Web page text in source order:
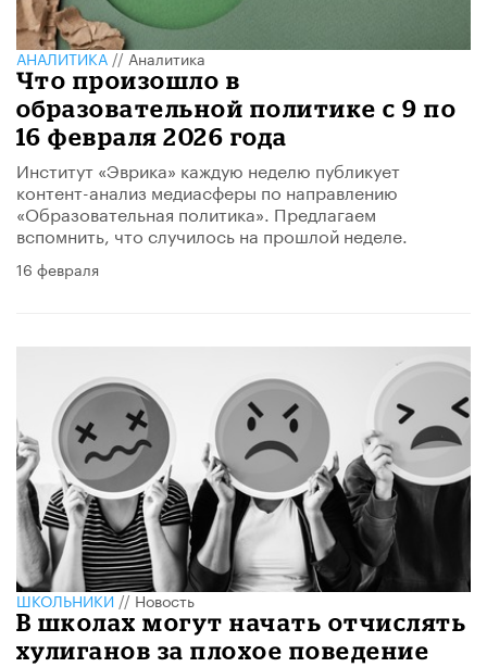
АНАЛИТИКА//Аналитика
Что произошло в
образовательной политике с 9 по
16 февраля 2026 года
Институт «Эврика» каждую неделю публикует
контент-анализ медиасферы по направлению
«Образовательная политика». Предлагаем
вспомнить, что случилось на прошлой неделе.
16 февраля
ШКОЛЬНИКИ//Новость
В школах могут начать отчислять
хулиганов за плохое поведение